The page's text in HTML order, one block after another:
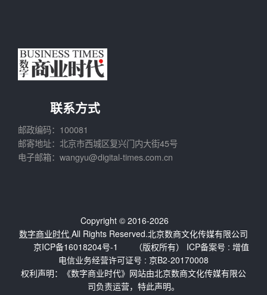
联系方式
邮政编码：100081
邮寄地址：北京市西城区复兴门内大街45号
电子邮箱：wangyu@digital-times.com.cn
Copyright © 2016-2026
数字商业时代 All Rights Reserved.北京数商文化传媒有限公司
（版权所有） ICP备案号 :
京ICP备16018204号-1
增值
电信业务经营许可证号 : 京B2-20170008
权利声明：《数字商业时代》网站由北京数商文化传媒有限公
司负责运营，特此声明。